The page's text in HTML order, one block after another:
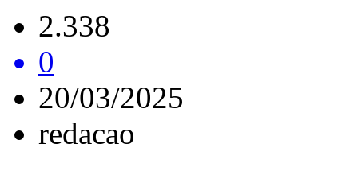
2.338
0
20/03/2025
redacao